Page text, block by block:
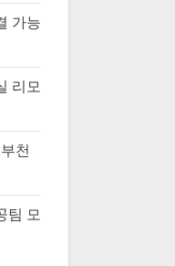
가능
리모
천
팀 모